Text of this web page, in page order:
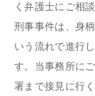
く弁護士にご相
刑事事件は、身
いう流れで進行
す。当事務所に
署まで接見に行